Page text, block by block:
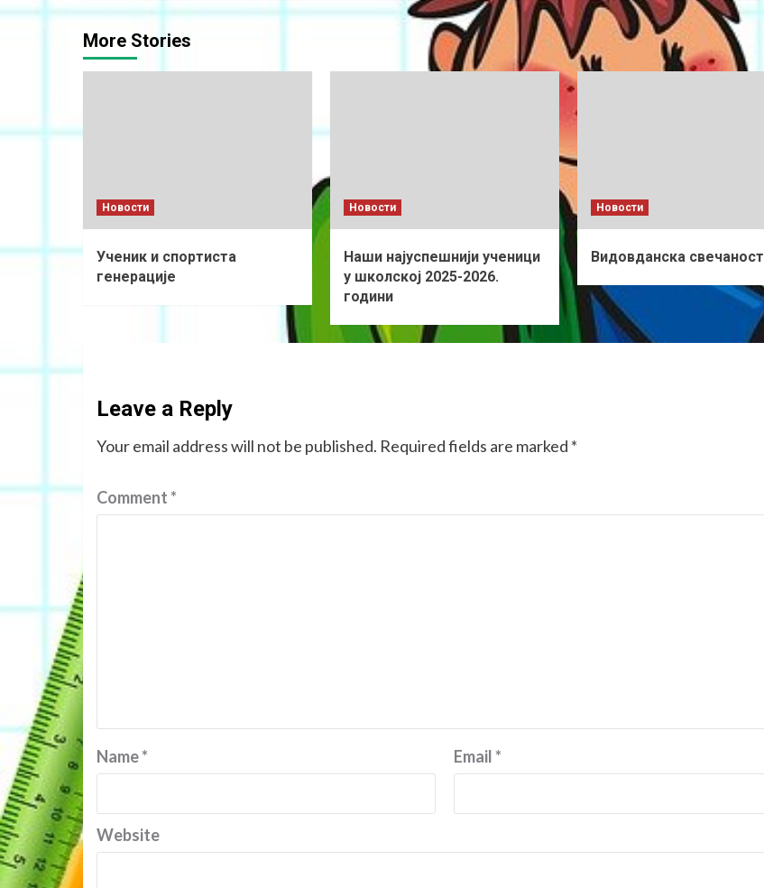
More Stories
Новости
Ученик и спортиста
генерације
Новости
Наши најуспешнији ученици
у школској 2025-2026.
години
Новости
Видовданска свечаност
Leave a Reply
Your email address will not be published. Required fields are marked *
Comment*
Name* Email*
Website